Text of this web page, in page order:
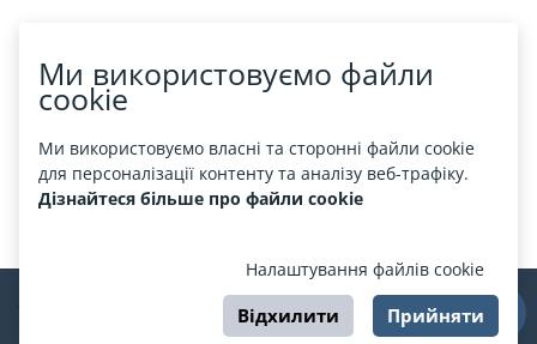
Ми використовуємо файли
cookie
Ми використовуємо власні та сторонні файли cookie
для персоналізації контенту та аналізу веб-трафіку.
Дізнайтеся більше про файли cookie
Налаштування файлів cookie
Відхилити Прийняти